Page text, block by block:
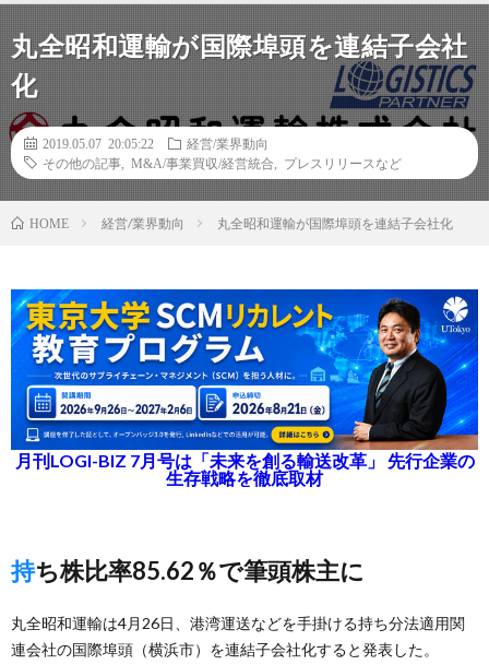
丸全昭和運輸が国際埠頭を連結子会社
化
2019.05.07 20:05:22
経営/業界動向
その他の記事
M&A/事業買収/経営統合 プレスリリースなど
HOME 経営/業界動向 丸全昭和運輸が国際埠頭を連結子会社化
月刊LOGI-BIZ 7月号は「未来を創る輸送改革」 先行企業の
生存戦略を徹底取材
持ち株比率85.62％で筆頭株主に
丸全昭和運輸は4月26日、港湾運送などを手掛ける持ち分法適用関
連会社の国際埠頭（横浜市）を連結子会社化すると発表した。